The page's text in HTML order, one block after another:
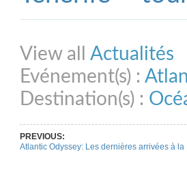
View all Actualités
Evénement(s) :
Destination(s) :
PREVIOUS:
Atlantic Odyssey: Les dernières arrivées à la